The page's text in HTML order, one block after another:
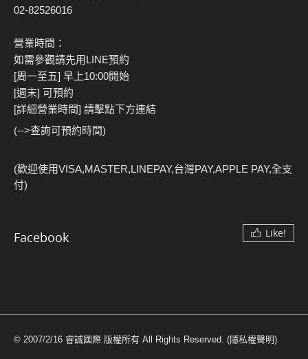
02-82526016
營業時間：
如需參觀請先用LINE預約
[周一至五] 早上10:00開始
[週末] 可預約
[詳細營業時間] 請擊點下方連結
(-->查詢可預約時間)
(歡迎使用VISA,MASTER,LINEPAY,台灣PAY,APPLE PAY,全支
付)
Facebook Like!
© 2007/2/16 睿誠國際 版權所有 All Rights Reserved. (隱私權聲明)